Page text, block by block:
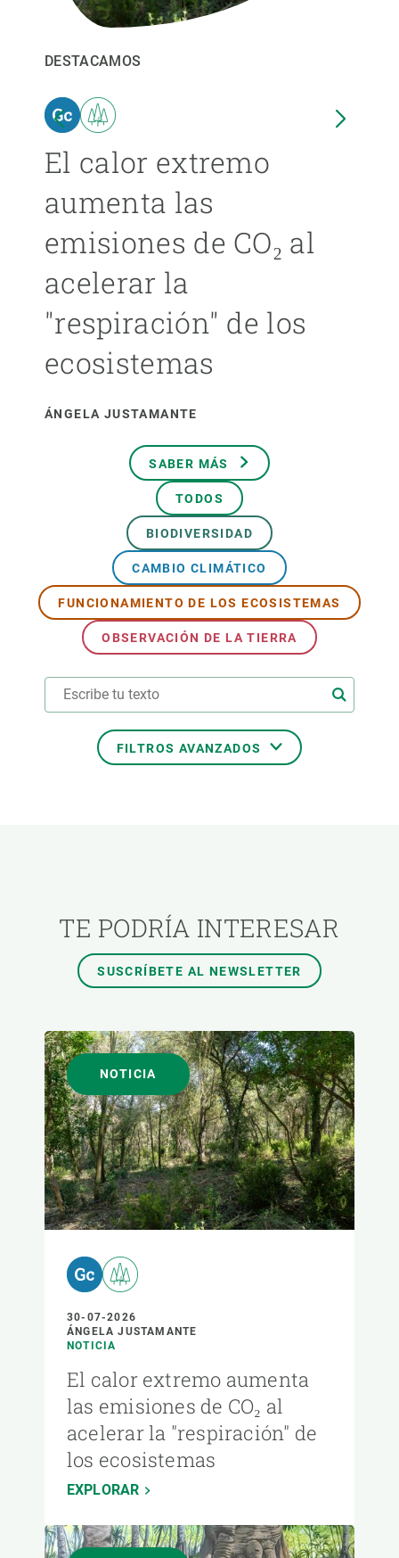
DESTACAMOS
El calor extremo
aumenta las
emisiones de CO₂ al
acelerar la
"respiración" de los
ecosistemas
ÁNGELA JUSTAMANTE
SABER MÁS
TODOS
BIODIVERSIDAD
CAMBIO CLIMÁTICO
FUNCIONAMIENTO DE LOS ECOSISTEMAS
OBSERVACIÓN DE LA TIERRA
FILTROS AVANZADOS
FORMATO
TE PODRÍA INTERESAR
SUSCRÍBETE AL NEWSLETTER
NOTICIA
30-07-2026
ÁNGELA JUSTAMANTE
NOTICIA
El calor extremo aumenta
las emisiones de CO₂ al
acelerar la "respiración" de
los ecosistemas
EXPLORAR